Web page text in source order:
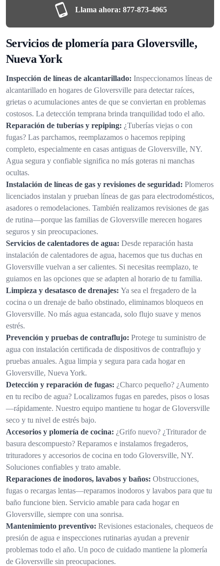
Llama ahora: 877-873-4965
Servicios de plomería para Gloversville,
Nueva York
Inspección de líneas de alcantarillado: Inspeccionamos líneas de
alcantarillado en hogares de Gloversville para detectar raíces,
grietas o acumulaciones antes de que se conviertan en problemas
costosos. La detección temprana brinda tranquilidad todo el año.
Reparación de tuberías y repiping: ¿Tuberías viejas o con
fugas? Las parchamos, reemplazamos o hacemos repiping
completo, especialmente en casas antiguas de Gloversville, NY.
Agua segura y confiable significa no más goteras ni manchas
ocultas.
Instalación de líneas de gas y revisiones de seguridad: Plomeros
licenciados instalan y prueban líneas de gas para electrodomésticos,
asadores o remodelaciones. También realizamos revisiones de gas
de rutina—porque las familias de Gloversville merecen hogares
seguros y sin preocupaciones.
Servicios de calentadores de agua: Desde reparación hasta
instalación de calentadores de agua, hacemos que tus duchas en
Gloversville vuelvan a ser calientes. Si necesitas reemplazo, te
guiamos en las opciones que se adapten al horario de tu familia.
Limpieza y desatasco de drenajes: Ya sea el fregadero de la
cocina o un drenaje de baño obstinado, eliminamos bloqueos en
Gloversville. No más agua estancada, solo flujo suave y menos
estrés.
Prevención y pruebas de contraflujo: Protege tu suministro de
agua con instalación certificada de dispositivos de contraflujo y
pruebas anuales. Agua limpia y segura para cada hogar en
Gloversville, Nueva York.
Detección y reparación de fugas: ¿Charco pequeño? ¿Aumento
en tu recibo de agua? Localizamos fugas en paredes, pisos o losas
—rápidamente. Nuestro equipo mantiene tu hogar de Gloversville
seco y tu nivel de estrés bajo.
Accesorios y plomería de cocina: ¿Grifo nuevo? ¿Triturador de
basura descompuesto? Reparamos e instalamos fregaderos,
trituradores y accesorios de cocina en todo Gloversville, NY.
Soluciones confiables y trato amable.
Reparaciones de inodoros, lavabos y baños: Obstrucciones,
fugas o recargas lentas—reparamos inodoros y lavabos para que tu
baño funcione bien. Servicio amable para cada hogar en
Gloversville, siempre con una sonrisa.
Mantenimiento preventivo: Revisiones estacionales, chequeos de
presión de agua e inspecciones rutinarias ayudan a prevenir
problemas todo el año. Un poco de cuidado mantiene la plomería
de Gloversville sin preocupaciones.